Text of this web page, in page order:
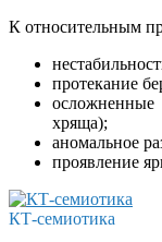
К относительным
протекание
хряща);
аномальное
проявление
КТ-семиотика